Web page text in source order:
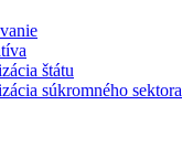
štátu
súkromného sektora